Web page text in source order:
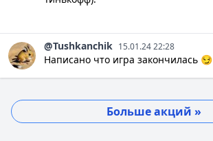
@Tushkanchik 15.01.24 22:28
Написано что игра закончилась 😏
Больше акций »